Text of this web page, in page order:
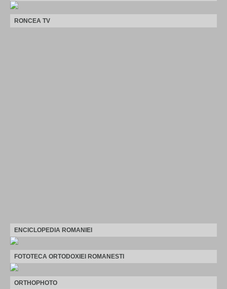
RONCEA TV
ENCICLOPEDIA ROMANIEI
FOTOTECA ORTODOXIEI ROMANESTI
ORTHOPHOTO